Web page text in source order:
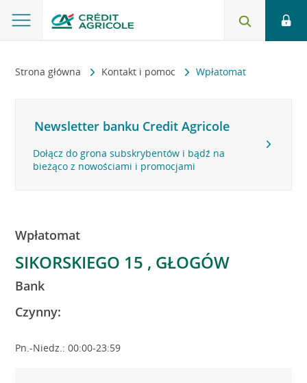
Strona główna Kontakt i pomoc Wpłatomat
Newsletter banku Credit Agricole
Dołącz do grona subskrybentów i bądź na
bieżąco z nowościami i promocjami
Wpłatomat
SIKORSKIEGO 15 , GŁOGÓW
Bank
Czynny:
Pn.-Niedz.: 00:00-23:59